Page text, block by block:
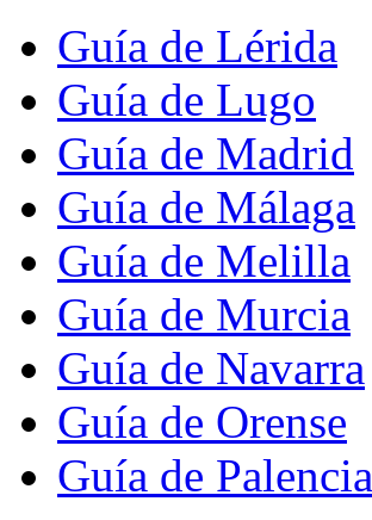
Guía de Lérida
Guía de Lugo
Guía de Madrid
Guía de Málaga
Guía de Melilla
Guía de Murcia
Guía de Navarra
Guía de Orense
Guía de Palencia